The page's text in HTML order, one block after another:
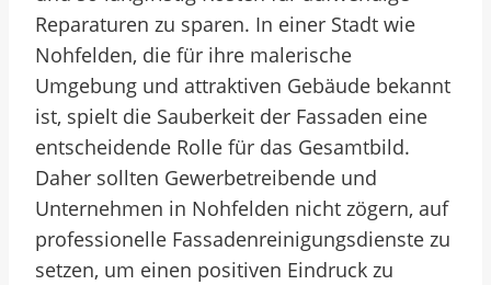
Reparaturen zu sparen. In einer Stadt wie
Nohfelden, die für ihre malerische
Umgebung und attraktiven Gebäude bekannt
ist, spielt die Sauberkeit der Fassaden eine
entscheidende Rolle für das Gesamtbild.
Daher sollten Gewerbetreibende und
Unternehmen in Nohfelden nicht zögern, auf
professionelle Fassadenreinigungsdienste zu
setzen, um einen positiven Eindruck zu